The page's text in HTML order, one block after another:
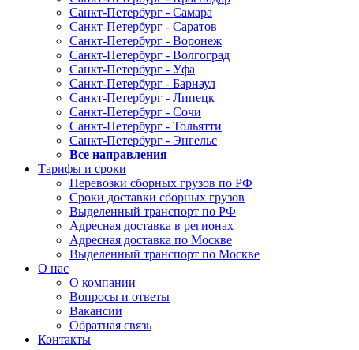
Санкт-Петербург - Самара
Санкт-Петербург - Саратов
Санкт-Петербург - Воронеж
Санкт-Петербург - Волгоград
Санкт-Петербург - Уфа
Санкт-Петербург - Барнаул
Санкт-Петербург - Липецк
Санкт-Петербург - Сочи
Санкт-Петербург - Тольятти
Санкт-Петербург - Энгельс
Все направления
Тарифы и сроки
Перевозки сборных грузов по РФ
Сроки доставки сборных грузов
Выделенный транспорт по РФ
Адресная доставка в регионах
Адресная доставка по Москве
Выделенный транспорт по Москве
О нас
О компании
Вопросы и ответы
Вакансии
Обратная связь
Контакты